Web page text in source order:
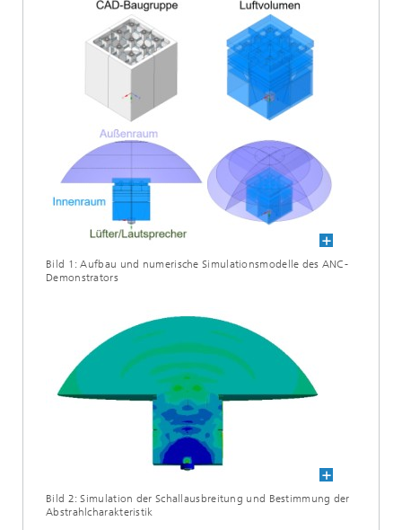
Bild 1: Aufbau und numerische Simulationsmodelle des ANC-
Demonstrators
Bild 2: Simulation der Schallausbreitung und Bestimmung der
Abstrahlcharakteristik